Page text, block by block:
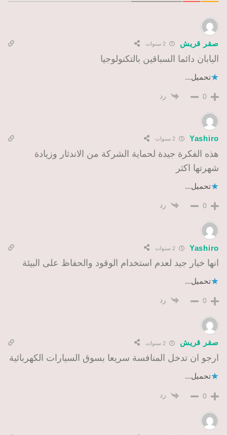
صقر قريش
اليابان دائما السباقين بالتكنولوجيا
تحميل...
0 رد
Yashiro
هذه الفكرة جيدة لحماية الشركة من الاندثار وزيادة
شهرتها اكثر
تحميل...
0 رد
Yashiro
انها خيار جيد لعدم استخدام الوقود والحفاظ على البيئة
تحميل...
0 رد
صقر قريش
ارجو ان تدخل المنافسة سريعا بسوق السيارات الكهربائية
تحميل...
0 رد